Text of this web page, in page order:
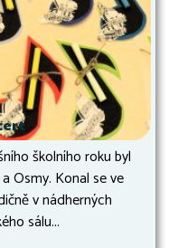
školního roku byl
Osmy. Konal se ve
v nádherných
sálu...